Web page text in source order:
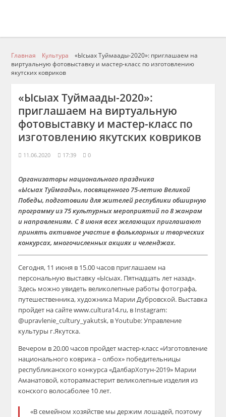
Главная Культура
«Ысыах Туймаады-2020»: приглашаем на
виртуальную фотовыставку и мастер-класс по изготовлению
якутских ковриков
«Ысыах Туймаады-2020»:
приглашаем на виртуальную
фотовыставку и мастер-класс по
изготовлению якутских ковриков
11.06.2020 17:39 0
Организаторы национального праздника
«Ысыах Туймаады»,посвященного 75-летию Великой
Победы, подготовилидляжителей республикиобширную
программу из 75 культурных мероприятий по 8 жанрам
и направлениям. С 8 июнявсех желающих приглашают
принять активное участие вфольклорных итворческих
конкурсах,многочисленных акциях и челенджах.
Сегодня, 11 июня в 15.00 часов приглашаем на
персональную выставку«Ысыах. Пятнадцать лет назад».
Здесь можно увидеть великолепные работыфотографа,
путешественника, художника Марии Дубровской. Выставка
пройдет на сайтеwww.cultura14.ru, в Instagram:
@upravlenie_cultury_yakutsk, вYoutube: Управление
культуры г.Якутска.
Вечером в 20.00 часов пройдет мастер-класс«Изготовление
национального коврика –олбох» победительницы
республиканского конкурса «ДалбарХотун-2019» Марии
Аманатовой, котораямастерит великолепные изделия из
конского волосаболее 10 лет.
«В семейном хозяйстве мыдержим лошадей, поэтому